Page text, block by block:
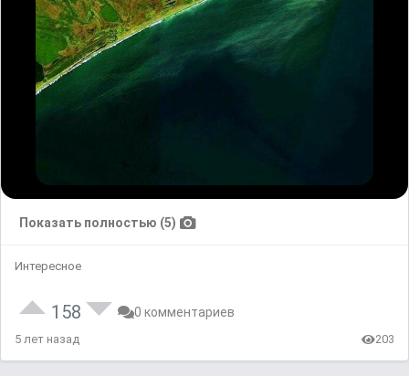
Показать полностью (5)
Интересное
158 0 комментариев
5 лет назад 203